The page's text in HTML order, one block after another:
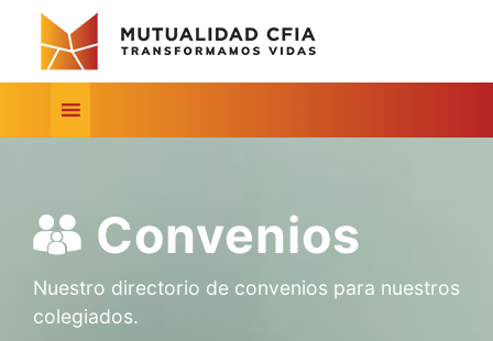
Convenios
Nuestro directorio de convenios para nuestros
colegiados.